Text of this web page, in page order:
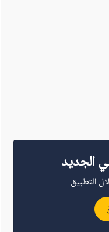
الجديد
التطبيق